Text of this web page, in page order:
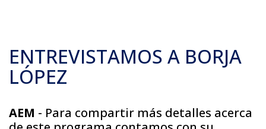
ENTREVISTAMOS A BORJA
LÓPEZ
AEM - Para compartir más detalles acerca